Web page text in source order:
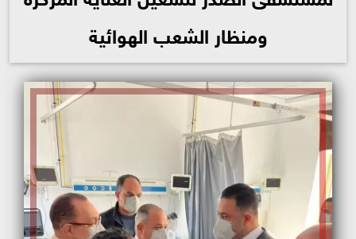
ومنظار الشعب الهوائية